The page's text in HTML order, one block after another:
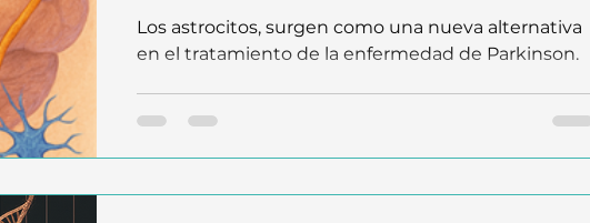
enfermedad de Parkinson
Los astrocitos, surgen como una nueva alternativa
en el tratamiento de la enfermedad de Parkinson.